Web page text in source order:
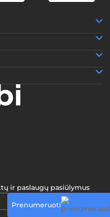
ir paslaugų pasiūlymus
Prenumeruoti